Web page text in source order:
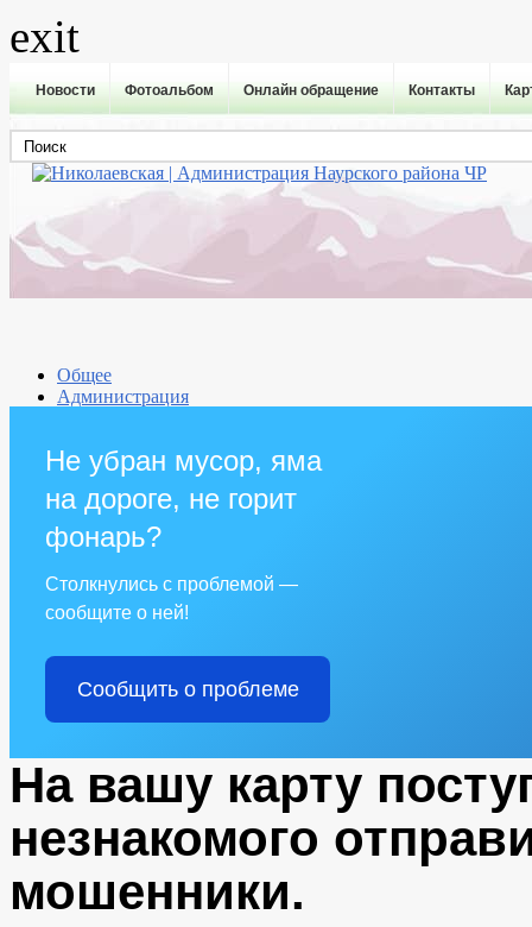
exit
Новости Фотоальбом Онлайн обращение Контакты
Общее
Администрация
Правовые акты
Бюджет
Муниципальные услуги
Приём граждан
Не убран мусор, яма
на дороге, не горит
фонарь?
Столкнулись с проблемой —
сообщите о ней!
Сообщить о проблеме
На вашу карту
незнакомого
мошенники.